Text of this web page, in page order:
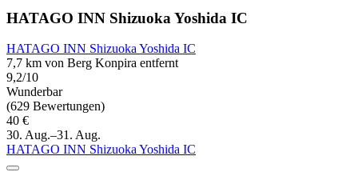
HATAGO INN Shizuoka Yoshida IC
HATAGO INN Shizuoka Yoshida IC
7,7 km von Berg Konpira entfernt
9,2/10
Wunderbar
(629 Bewertungen)
40 €
30. Aug.–31. Aug.
HATAGO INN Shizuoka Yoshida IC